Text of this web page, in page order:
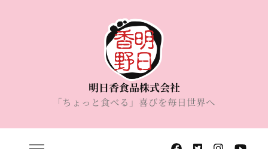
明日香食品株式会社
「ちょっと食べる」喜びを毎日世界へ